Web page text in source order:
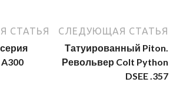
СТАТЬЯ СЛЕДУЮЩАЯ СТАТЬЯ
Татуированный Piton.
Револьвер Colt Python
DSEE .357